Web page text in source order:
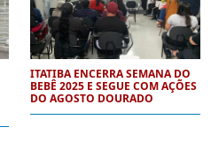
ITATIBA ENCERRA SEMANA DO
BEBÊ 2025 E SEGUE COM AÇÕES
DO AGOSTO DOURADO